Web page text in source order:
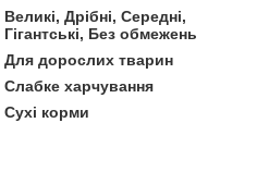
Великі, Дрібні, Середні,
Гігантські, Без обмежень
Для дорослих тварин
Слабке харчування
Сухі корми